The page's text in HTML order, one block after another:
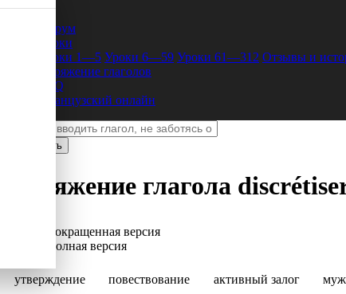
Форум
Уроки
Уроки 1—5 Уроки 6—59 Уроки 61—312 Отзывы и
Спряжение глаголов
FAQ
Французский онлайн
Спряжение глагола
Сокращенная версия
Полная версия
утверждение повествование активный залог